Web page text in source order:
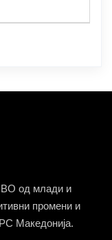
од млади и
промени и
Македонија.